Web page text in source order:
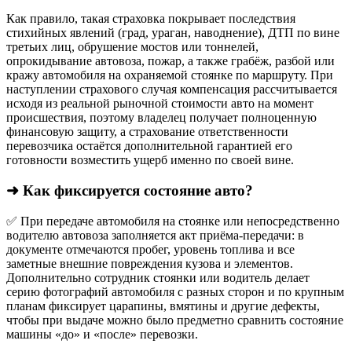
Как правило, такая страховка покрывает последствия
стихийных явлений (град, ураган, наводнение), ДТП по вине
третьих лиц, обрушение мостов или тоннелей,
опрокидывание автовоза, пожар, а также грабёж, разбой или
кражу автомобиля на охраняемой стоянке по маршруту. При
наступлении страхового случая компенсация рассчитывается
исходя из реальной рыночной стоимости авто на момент
происшествия, поэтому владелец получает полноценную
финансовую защиту, а страхование ответственности
перевозчика остаётся дополнительной гарантией его
готовности возместить ущерб именно по своей вине.
➜ Как фиксируется состояние авто?
✅ При передаче автомобиля на стоянке или непосредственно
водителю автовоза заполняется акт приёма-передачи: в
документе отмечаются пробег, уровень топлива и все
заметные внешние повреждения кузова и элементов.
Дополнительно сотрудник стоянки или водитель делает
серию фотографий автомобиля с разных сторон и по крупным
планам фиксирует царапины, вмятины и другие дефекты,
чтобы при выдаче можно было предметно сравнить состояние
машины «до» и «после» перевозки.